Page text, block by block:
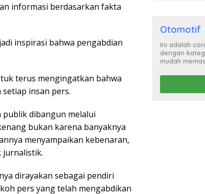
informasi berdasarkan fakta
inspirasi bahwa pengabdian
terus mengingatkan bahwa
insan pers.
publik dibangun melalui
bukan karena banyaknya
menyampaikan kebenaran,
jurnalistik.
dirayakan sebagai pendiri
pers yang telah mengabdikan
Otomotif
Ini adalah
dengan
mudah